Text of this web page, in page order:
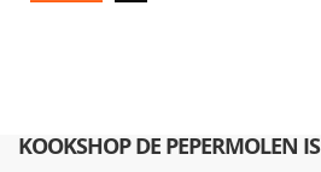
KOOKSHOP DE PEPERMOLEN IS